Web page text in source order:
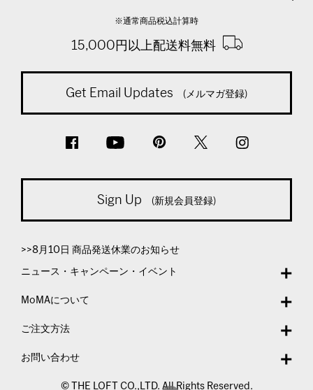
※通常商品税込計算時
15,000円以上配送料無料
Get Email Updates (メルマガ登録)
Sign Up (新規会員登録)
>>8月10日 商品発送休業のお知らせ
ニュース・キャンペーン・イベント
MoMAについて
ご注文方法
お問い合わせ
© THE LOFT CO.,LTD. All Rights Reserved.